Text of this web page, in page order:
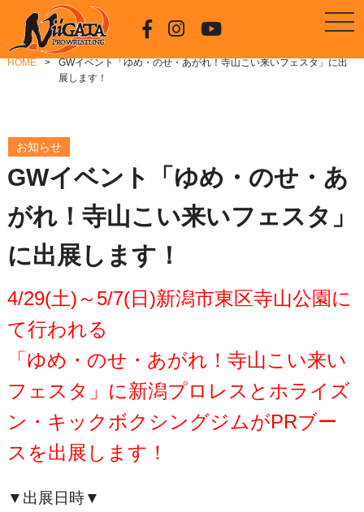
HOME
GWイベント「ゆめ・のせ・あがれ！寺山こい来いフェスタ」に出
展します！
お知らせ
GWイベント「ゆめ・のせ・あ
がれ！寺山こい来いフェスタ」
に出展します！
4/29(土)～5/7(日)新潟市東区寺山公園に
て行われる
「ゆめ・のせ・あがれ！寺山こい来い
フェスタ」に新潟プロレスとホライズ
ン・キックボクシングジムがPRブー
スを出展します！
▼出展日時▼